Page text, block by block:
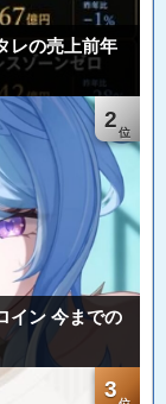
レの売上前年
2
イン 今までの
3